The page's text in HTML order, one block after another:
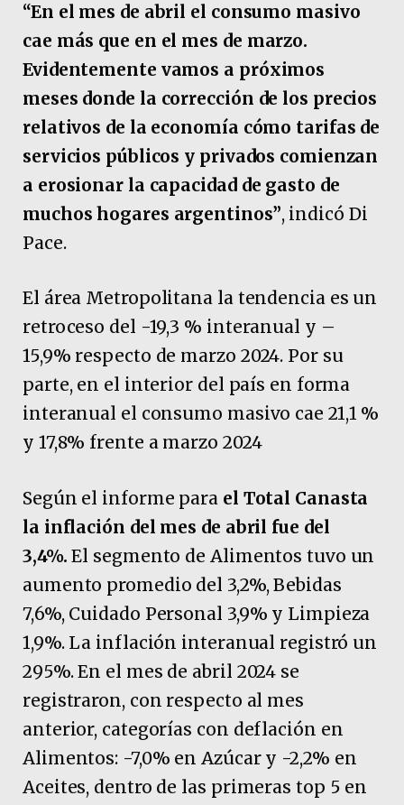
“En el mes de abril el consumo masivo
cae más que en el mes de marzo.
Evidentemente vamos a próximos
meses donde la corrección de los precios
relativos de la economía cómo tarifas de
servicios públicos y privados comienzan
a erosionar la capacidad de gasto de
muchos hogares argentinos”, indicó Di
Pace.
El área Metropolitana la tendencia es un
retroceso del -19,3 % interanual y –
15,9% respecto de marzo 2024. Por su
parte, en el interior del país en forma
interanual el consumo masivo cae 21,1 %
y 17,8% frente a marzo 2024
Según el informe para el Total Canasta
la inflación del mes de abril fue del
3,4%. El segmento de Alimentos tuvo un
aumento promedio del 3,2%, Bebidas
7,6%, Cuidado Personal 3,9% y Limpieza
1,9%. La inflación interanual registró un
295%. En el mes de abril 2024 se
registraron, con respecto al mes
anterior, categorías con deflación en
Alimentos: -7,0% en Azúcar y -2,2% en
Aceites, dentro de las primeras top 5 en